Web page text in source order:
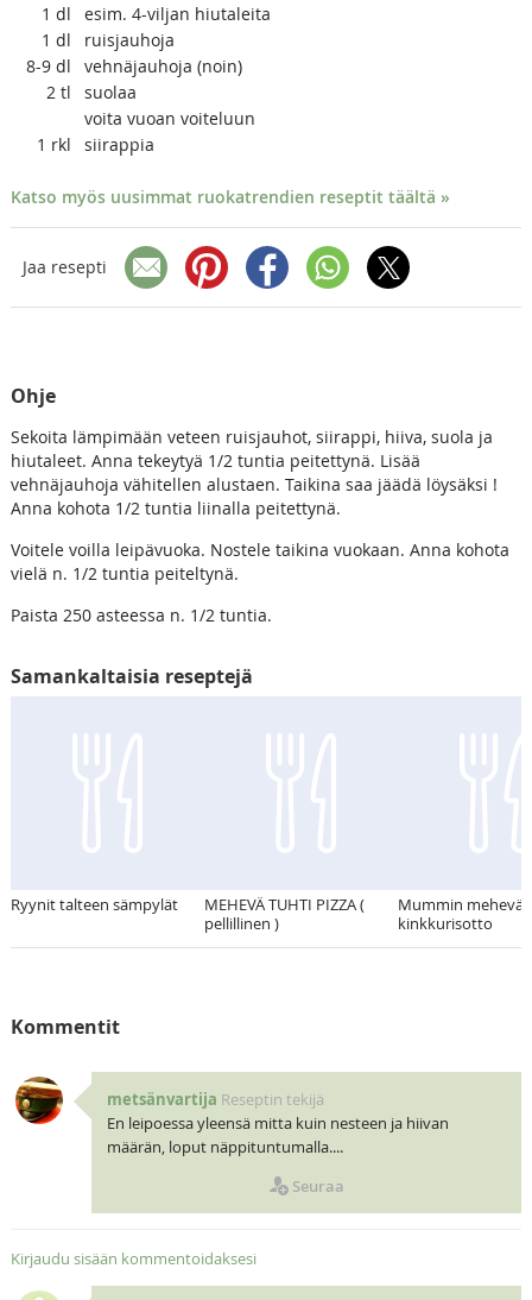
1 dl
esim. 4-viljan hiutaleita
1 dl
ruisjauhoja
8-9 dl
vehnäjauhoja (noin)
2 tl
suolaa
voita vuoan voiteluun
1 rkl siirappia
Katso myös uusimmat ruokatrendien reseptit täältä »
Jaa resepti
Ohje
Sekoita lämpimään veteen ruisjauhot, siirappi, hiiva, suola ja
hiutaleet. Anna tekeytyä 1/2 tuntia peitettynä. Lisää
vehnäjauhoja vähitellen alustaen. Taikina saa jäädä löysäksi !
Anna kohota 1/2 tuntia liinalla peitettynä.
Voitele voilla leipävuoka. Nostele taikina vuokaan. Anna kohota
vielä n. 1/2 tuntia peiteltynä.
Paista 250 asteessa n. 1/2 tuntia.
Samankaltaisia reseptejä
Ryynit talteen sämpylät
MEHEVÄ TUHTI PIZZA (
pellillinen )
Mummin mehevä
kinkkurisotto
Kommentit
metsänvartija Reseptin tekijä
En leipoessa yleensä mitta kuin nesteen ja hiivan
määrän, loput näppituntumalla....
Seuraa
Kirjaudu sisään kommentoidaksesi